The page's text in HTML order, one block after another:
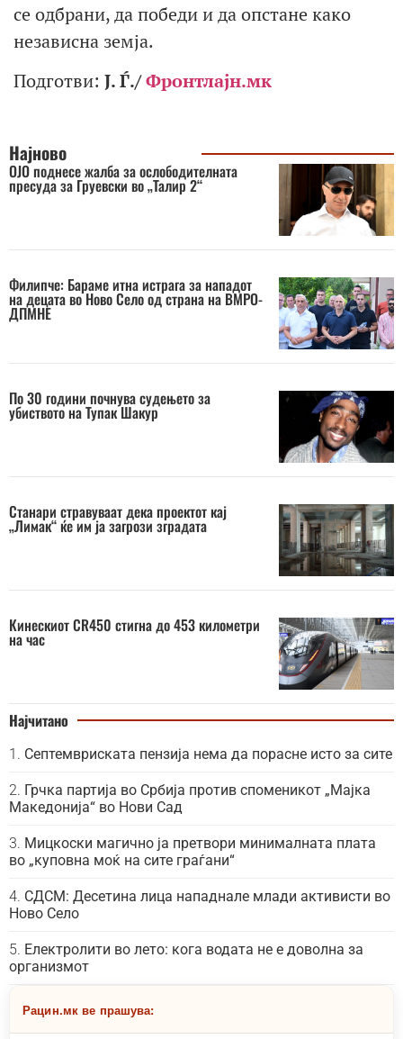
се одбрани, да победи и да опстане како
независна земја.
Подготви: Ј. Ѓ./Фронтлајн.мк
Најново
OJO поднесе жалба за ослободителната
пресуда за Груевски во „Талир 2“
Филипче: Бараме итна истрага за нападот
на децата во Ново Село од страна на ВМРО-
ДПМНЕ
По 30 години почнува судењето за
убиството на Тупак Шакур
Станари стравуваат дека проектот кај
„Лимак“ ќе им ја загрози зградата
Кинескиот CR450 стигна до 453 километри
на час
Најчитано
Септемвриската пензија нема да порасне исто за сите
Грчка партија во Србија против споменикот „Мајка
Македонија“ во Нови Сад
Мицкоски магично ја претвори минималната плата
во „куповна моќ на сите граѓани“
СДСМ: Десетина лица нападнале млади активисти во
Ново Село
Електролити во лето: кога водата не е доволна за
организмот
Рацин.мк ве прашува: